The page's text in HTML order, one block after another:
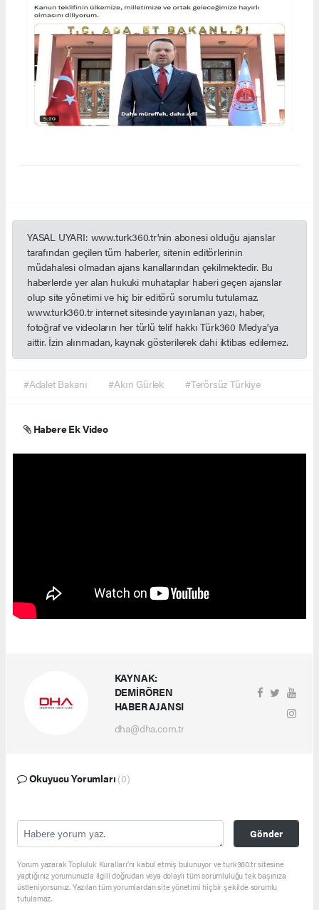
YASAL UYARI: www.turk360.tr'nin abonesi olduğu ajanslar
tarafından geçilen tüm haberler, sitenin editörlerinin
müdahalesi olmadan ajans kanallarından çekilmektedir. Bu
haberlerde yer alan hukuki muhataplar haberi geçen ajanslar
olup site yönetimi ve hiç bir editörü sorumlu tutulamaz.
www.turk360.tr internet sitesinde yayınlanan yazı, haber,
fotoğraf ve videoların her türlü telif hakkı Türk360 Medya'ya
aittir. İzin alınmadan, kaynak gösterilerek dahi iktibas edilemez.
#Adalet Bakanı #Akın Gürlek #Terörsüz Türkiye
Habere Ek Video
KAYNAK:
DEMİRÖREN
HABER AJANSI
dha@dha.com.tr
Okuyucu Yorumları (0)
Gönder
Yorum yazarak Topluluk Kuralları’nı kabul etmiş bulunuyor ve turk360.tr sitesine
yaptığınız yorumunuzla ilgili doğrudan veya dolaylı tüm sorumluluğu tek başınıza
üstleniyorsunuz. Yazılan tüm yorumlardan site yönetimi hiçbir şekilde sorumlu
tutulamaz.